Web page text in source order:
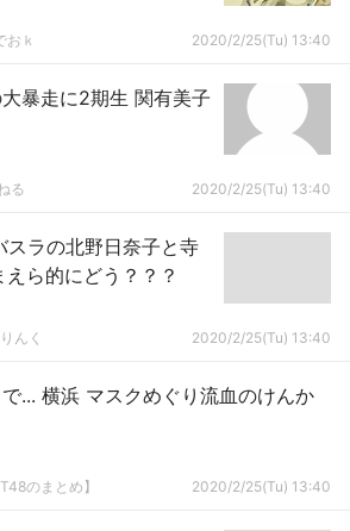
おｋ 2020/2/25(Tu) 13:40
暴走に2期生 関有美子
る 2020/2/25(Tu) 13:40
スラの北野日奈子と寺
ら的にどう？？？
んく 2020/2/25(Tu) 13:40
... 横浜 マスクめぐり流血のけんか
のまとめ】 2020/2/25(Tu) 13:40